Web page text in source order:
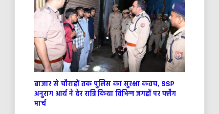
बाजार से चौराहों तक पुलिस का सुरक्षा कवच, SSP
अनुराग आर्य ने देर रात्रि किया विभिन्न जगहों पर फ्लैग
मार्च